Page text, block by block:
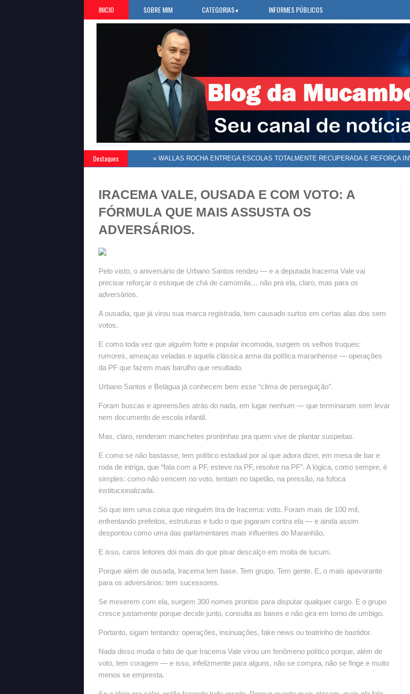
INICIO SOBRE MIM CATEGORIAS▼ INFORMES PÚBLICOS
Destaques
IRACEMA VALE, OUSADA E COM VOTO: A
FÓRMULA QUE MAIS ASSUSTA OS
ADVERSÁRIOS.
Pelo visto, o aniversário de Urbano Santos rendeu — e a deputada Iracema Vale vai
precisar reforçar o estoque de chá de camomila… não pra ela, claro, mas para os
adversários.
A ousadia, que já virou sua marca registrada, tem causado surtos em certas alas dos sem
votos.
E como toda vez que alguém forte e popular incomoda, surgem os velhos truques:
rumores, ameaças veladas e aquela clássica arma da política maranhense — operações
da PF que fazem mais barulho que resultado.
Urbano Santos e Belágua já conhecem bem esse “clima de perseguição”.
Foram buscas e apreensões atrás do nada, em lugar nenhum — que terminaram sem levar
nem documento de escola infantil.
Mas, claro, renderam manchetes prontinhas pra quem vive de plantar suspeitas.
E como se não bastasse, tem político estadual por aí que adora dizer, em mesa de bar e
roda de intriga, que “fala com a PF, esteve na PF, resolve na PF”. A lógica, como sempre, é
simples: como não vencem no voto, tentam no tapetão, na pressão, na fofoca
institucionalizada.
Só que tem uma coisa que ninguém tira de Iracema: voto. Foram mais de 100 mil,
enfrentando prefeitos, estruturas e tudo o que jogaram contra ela — e ainda assim
despontou como uma das parlamentares mais influentes do Maranhão.
E isso, caros leitores dói mais do que pisar descalço em moita de tucum.
Porque além de ousada, Iracema tem base. Tem grupo. Tem gente. E, o mais apavorante
para os adversários: tem sucessores.
Se mexerem com ela, surgem 300 nomes prontos para disputar qualquer cargo. E o grupo
cresce justamente porque decide junto, consulta as bases e não gira em torno de umbigo.
Portanto, sigam tentando: operações, insinuações, fake news ou teatrinho de bastidor.
Nada disso muda o fato de que Iracema Vale virou um fenômeno político porque, além de
voto, tem coragem — e isso, infelizmente para alguns, não se compra, não se finge e muito
menos se empresta.